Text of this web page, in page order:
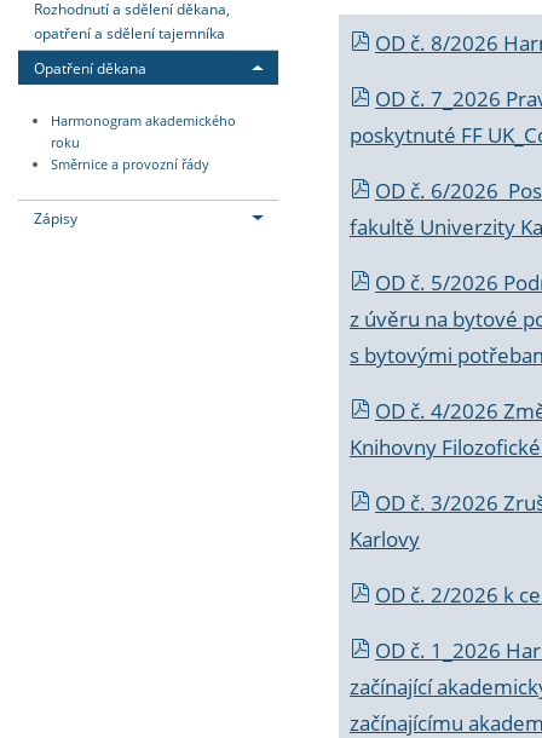
Rozhodnutí a sdělení děkana,
opatření a sdělení tajemníka
Opatření děkana
Harmonogram akademického
roku
Směrnice a provozní řády
Zápisy
OD č. 8/2026
OD č. 7_2026
poskytnuté FF
OD č. 6/2026
fakultě Univerzity
OD č. 5/2026
z úvěru na bytové
s bytovými
OD č. 4/2026
Knihovny
OD č. 3/2026
Karlovy
OD č. 2/2026 k
OD č. 1_2026
začínající
začínajícímu